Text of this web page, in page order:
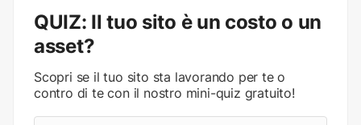
QUIZ: Il tuo sito è un costo o un
asset?
Scopri se il tuo sito sta lavorando per te o
contro di te con il nostro mini-quiz gratuito!